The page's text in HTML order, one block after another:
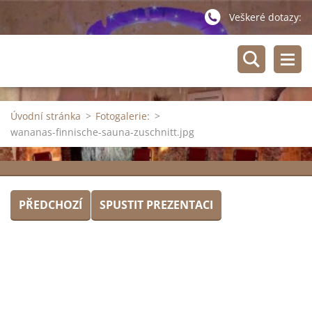
Veškeré dotazy:
Úvodní stránka > Fotogalerie: >
wananas-finnische-sauna-zuschnitt.jpg
PŘEDCHOZÍ SPUSTIT PREZENTACI